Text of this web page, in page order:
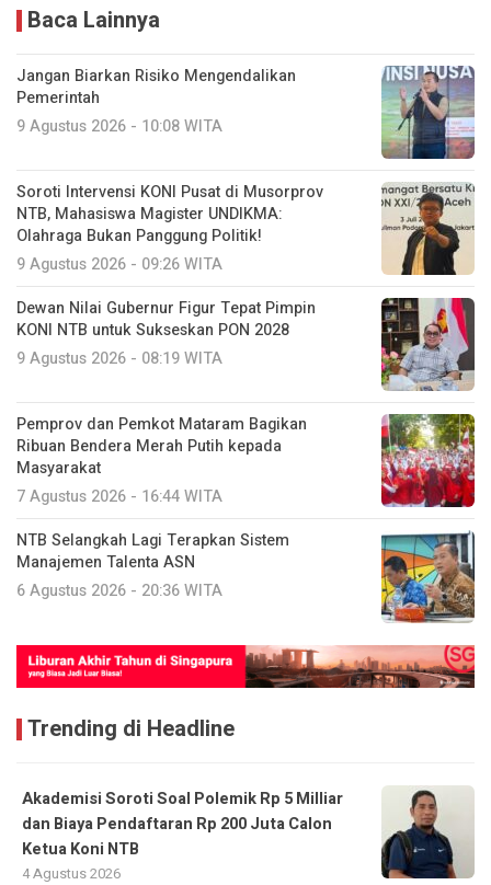
Baca Lainnya
Jangan Biarkan Risiko Mengendalikan
Pemerintah
9 Agustus 2026 - 10:08 WITA
Soroti Intervensi KONI Pusat di Musorprov
NTB, Mahasiswa Magister UNDIKMA:
Olahraga Bukan Panggung Politik!
9 Agustus 2026 - 09:26 WITA
Dewan Nilai Gubernur Figur Tepat Pimpin
KONI NTB untuk Sukseskan PON 2028
9 Agustus 2026 - 08:19 WITA
Pemprov dan Pemkot Mataram Bagikan
Ribuan Bendera Merah Putih kepada
Masyarakat
7 Agustus 2026 - 16:44 WITA
NTB Selangkah Lagi Terapkan Sistem
Manajemen Talenta ASN
6 Agustus 2026 - 20:36 WITA
Trending di Headline
Akademisi Soroti Soal Polemik Rp 5 Milliar
dan Biaya Pendaftaran Rp 200 Juta Calon
Ketua Koni NTB
4 Agustus 2026